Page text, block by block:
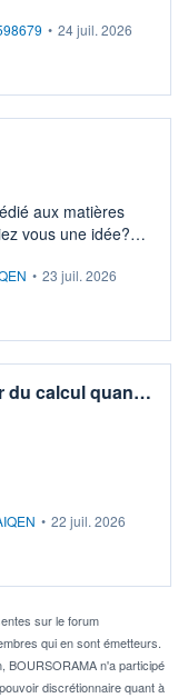
...
• 24 juil. 2026
aux matières
vous une idée?
• 23 juil. 2026
du calcul quan…
PEA.
• 22 juil. 2026
sur le forum
qui en sont émetteurs.
BOURSORAMA n'a participé
discrétionnaire quant à